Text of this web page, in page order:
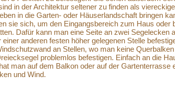
in der Architektur seltener zu finden als
in die Garten- oder Häuserlandschaft bringen
sie sich, um den Eingangsbereich zum Haus oder
Dafür kann man eine Seite an zwei Segelecken
anderen festen höher gelegenen Stelle
an Stellen, wo man keine
problemlos befestigen. Einfach an die
man auf dem Balkon oder auf der Gartenterrasse
und Wind.